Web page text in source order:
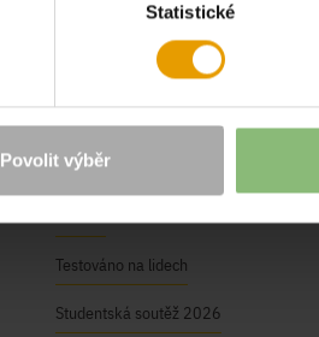
Statistické
Povolit výběr
Naše hodnoty
BUSHMAN Club
Kariéra
Testováno na lidech
Studentská soutěž 2026